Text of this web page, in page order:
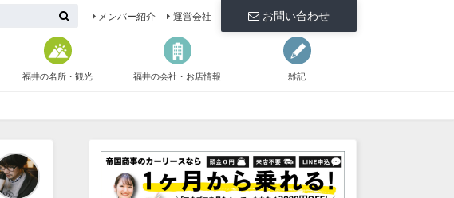
お問い合わせ
メンバー紹介 運営会社
福井の名所・観光 福井の会社・お店情報 雑記